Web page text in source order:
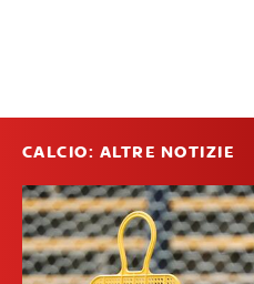
CALCIO: ALTRE NOTIZIE